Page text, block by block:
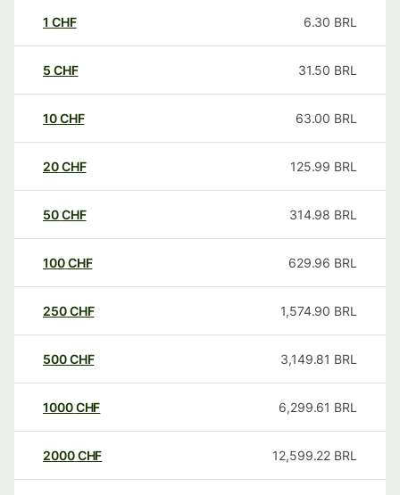
1 CHF 6.30 BRL
5 CHF 31.50 BRL
10CHF 63.00 BRL
20CHF 125.99 BRL
50CHF 314.98 BRL
100CHF 629.96 BRL
250CHF 1,574.90 BRL
500CHF 3,149.81 BRL
1000CHF 6,299.61 BRL
2000CHF 12,599.22 BRL